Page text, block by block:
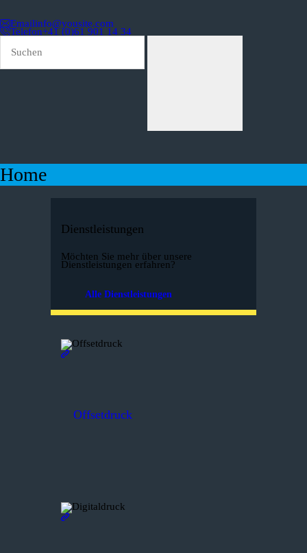
Emailinfo@yousite.com
Telefon+41 (0)61 901 14 34
Home
Druckerei Stuhrmann AG
Dienstleistungen
Dienstleistungen
Möchten Sie mehr über unsere
Dienstleistungen erfahren?
Alle Dienstleistungen
Offsetdruck